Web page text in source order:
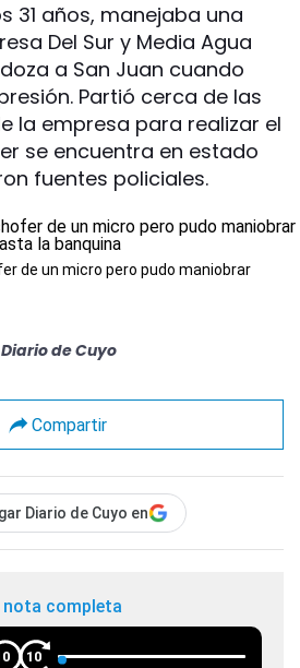
31 años, manejaba una
Del Sur y Media Agua
a San Juan cuando
Partió cerca de las
la empresa para realizar el
se encuentra en estado
fuentes policiales.
de un micro pero pudo maniobrar
de Cuyo
Compartir
Diario de Cuyo en
nota completa
10